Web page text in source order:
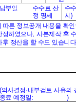
납부일
수수료 산
정 명세
수
시)
따른 정보공개 내용을 확
정하였으나, 사본제작 후
후 정산을 할 수도 있습니다
(의사결정 ·내부검토 사유의
종료 예정일 :                 )